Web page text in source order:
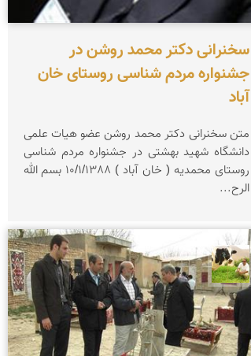
سخنرانی دکتر محمد روشن در
جشنواره مردم شناسی روستای خان
آباد
متن سخنرانی دكتر محمد روشن عضو هیات علمی
دانشگاه شهید بهشتی در جشنواره مردم شناسی
روستای محمدیه ( خان آباد ) 10/1/1388 بسم الله
الرح...
تقی قاسمی